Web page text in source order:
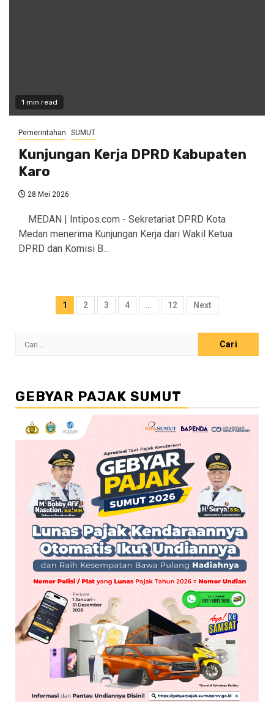
1 min read
Pemerintahan SUMUT
Kunjungan Kerja DPRD Kabupaten
Karo
28 Mei 2026
MEDAN | Intipos.com - Sekretariat DPRD Kota
Medan menerima Kunjungan Kerja dari Wakil Ketua
DPRD dan Komisi B...
Paginasi
1 2 3 4 … 12 Next
Cari
GEBYAR PAJAK SUMUT